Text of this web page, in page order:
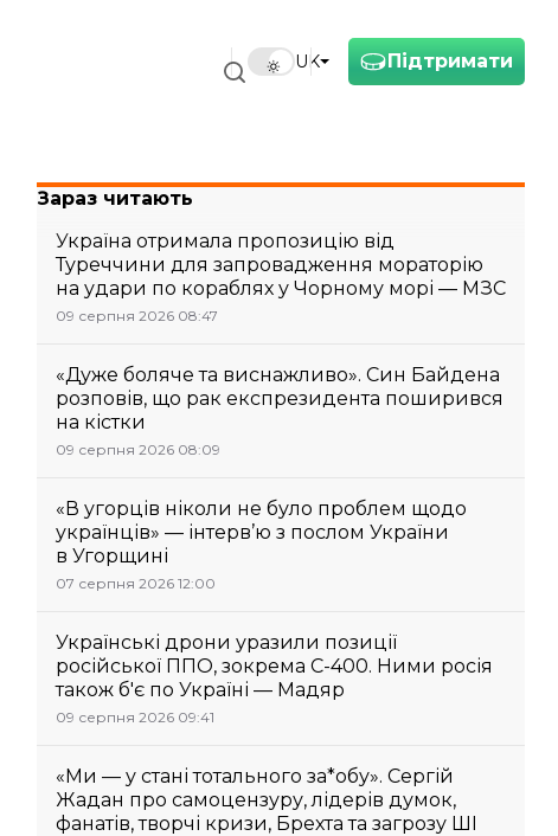
Підтримати
UK
Зараз читають
Україна отримала пропозицію від
Туреччини для запровадження мораторію
на удари по кораблях у Чорному морі — МЗС
09 серпня 2026 08:47
«Дуже боляче та виснажливо». Син Байдена
розповів, що рак експрезидента поширився
на кістки
09 серпня 2026 08:09
«В угорців ніколи не було проблем щодо
українців» — інтерв’ю з послом України
в Угорщині
07 серпня 2026 12:00
Українські дрони уразили позиції
російської ППО, зокрема С-400. Ними росія
також б'є по Україні — Мадяр
09 серпня 2026 09:41
«Ми — у стані тотального за*обу». Сергій
Жадан про самоцензуру, лідерів думок,
фанатів, творчі кризи, Брехта та загрозу ШІ